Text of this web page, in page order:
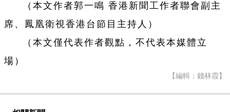
（本文作者郭一鳴 香港新聞工作者聯會副主
席、鳳凰衛視香港台節目主持人）
（本文僅代表作者觀點，不代表本媒體立
場）
【編輯：錢林霞】